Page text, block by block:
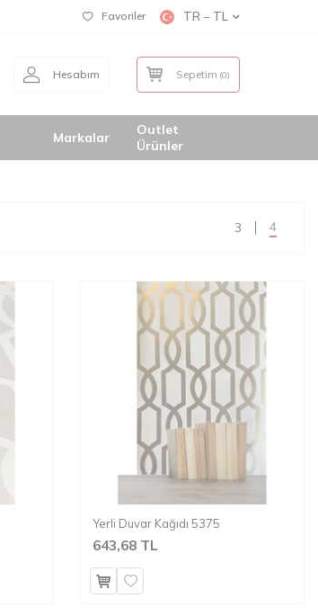
Favoriler TR − TL
Hesabım Sepetim (0)
Markalar
Outlet
Ürünler
3 4
Yerli Duvar Kağıdı 5375
643,68 TL